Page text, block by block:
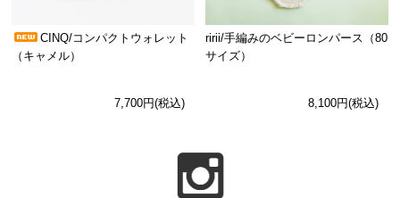
CINQ/コンパクトウォレット
（キャメル）
7,700円(税込)
ririi/手編みのベビーロンパース（80
サイズ）
8,100円(税込)